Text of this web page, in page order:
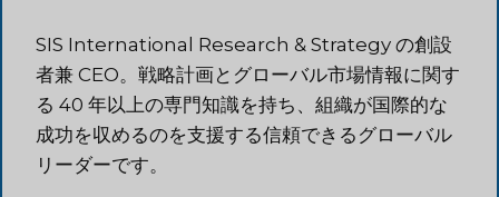
SIS International Research & Strategy の創設
者兼 CEO。戦略計画とグローバル市場情報に関す
る 40 年以上の専門知識を持ち、組織が国際的な
成功を収めるのを支援する信頼できるグローバル
リーダーです。